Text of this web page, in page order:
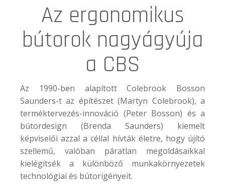
Az ergonomikus
bútorok nagyágyúja
a CBS
Az 1990-ben alapított Colebrook Bosson
Saunders-t az építészet (Martyn Colebrook), a
terméktervezés-innováció (Peter Bosson) és a
bútordesign (Brenda Saunders) kiemelt
képviselői azzal a céllal hívták életre, hogy újító
szellemű, valóban páratlan megoldásaikkal
kielégítsék a különböző munkakörnyezetek
technológiai és bútorigényeit.